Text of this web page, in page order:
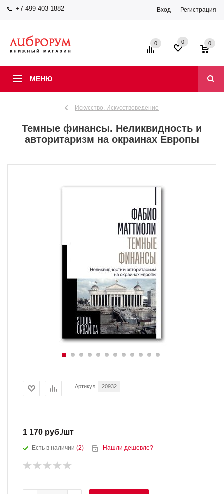
+7-499-403-1882 Вход Регистрация
МЕНЮ
0 0 0
Искусство. Искусствоведение
Темные финансы. Неликвидность и
авторитаризм на окраинах Европы
Артикул 20932
1 170 руб./шт
Есть в наличии (2) Нашли дешевле?